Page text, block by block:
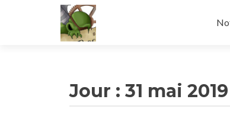
au
Jour : 31 mai 2019